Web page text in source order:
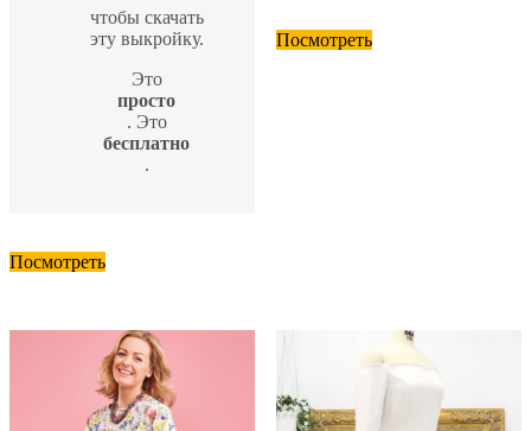
чтобы скачать
эту выкройку.
Это
просто
. Это
бесплатно
.
Посмотреть
Посмотреть